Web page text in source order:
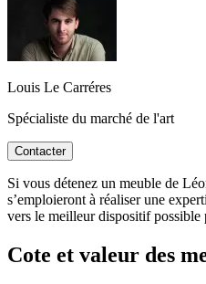
Louis Le Carréres
Spécialiste du marché de l'art
Contacter
Si vous détenez un meuble de
s’emploieront à réaliser une
vers le meilleur dispositif
Cote et valeur des